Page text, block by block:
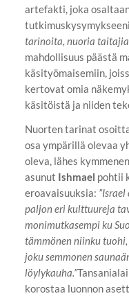
artefakti, joka
tarinoita, nuoria
mahdollisuus päästä
käsityömaisemiin,
kertovat omia
käsitöistä ja niiden
Nuorten tarinat
osa ympärillä olevaa
oleva, lähes
asunut Ishmael pohtii
eroavaisuuksia:
paljon eri kulttuureja
monimutkasempi ku
tämmönen niinku
joku semmonen
löylykauha.”
korostaa luonnon